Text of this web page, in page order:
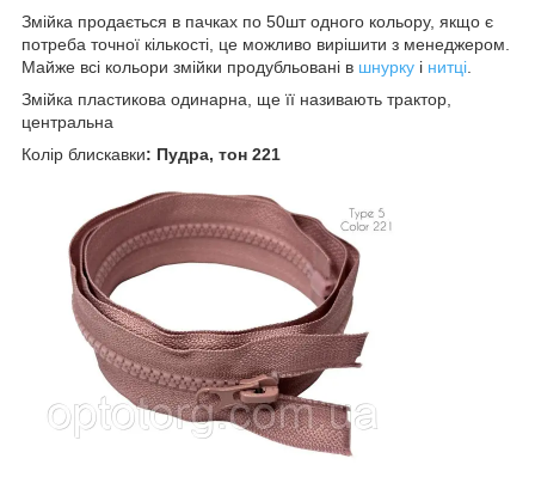
Змійка продається в пачках по 50шт одного кольору, якщо є
потреба точної кількості, це можливо вирішити з менеджером.
Майже всі кольори змійки продубльовані в шнурку і нитці
Змійка пластикова одинарна, ще її називають трактор,
центральна
Колір блискавки: Пудра, тон 221